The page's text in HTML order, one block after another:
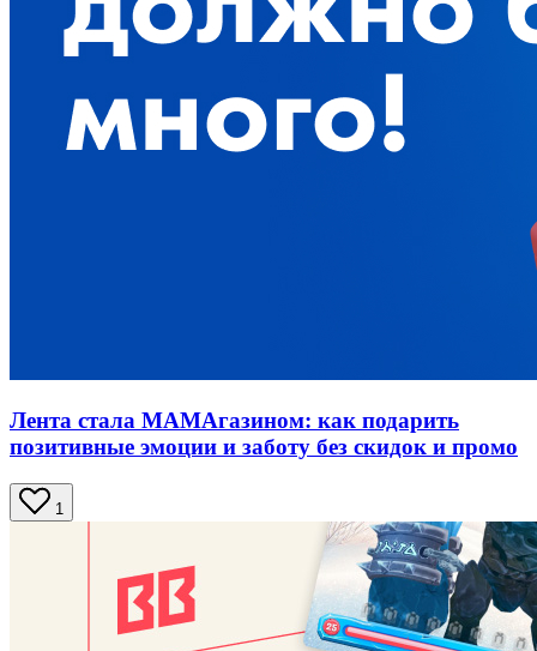
Лента стала МАМАгазином: как подарить
позитивные эмоции и заботу без скидок и промо
1